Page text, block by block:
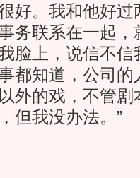
好。我和他好过
务联系在一起，
脸上，说信不信
都知道，公司的
外的戏，不管剧
但我没办法。”